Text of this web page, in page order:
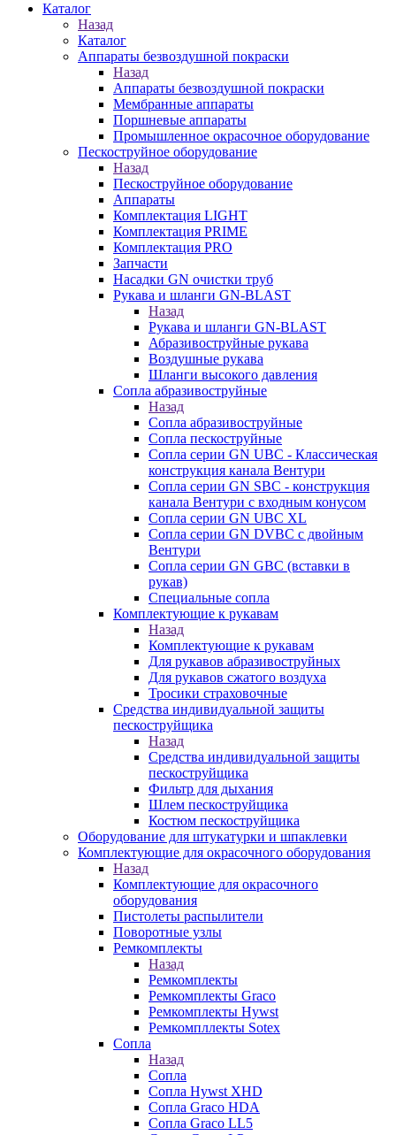
Каталог
Назад
Каталог
Аппараты безвоздушной покраски
Назад
Аппараты безвоздушной покраски
Мембранные аппараты
Поршневые аппараты
Промышленное окрасочное оборудование
Пескоструйное оборудование
Назад
Пескоструйное оборудование
Аппараты
Комплектация LIGHT
Комплектация PRIME
Комплектация PRO
Запчасти
Насадки GN очистки труб
Рукава и шланги GN-BLAST
Назад
Рукава и шланги GN-BLAST
Абразивоструйные рукава
Воздушные рукава
Шланги высокого давления
Сопла абразивоструйные
Назад
Сопла абразивоструйные
Сопла пескоструйные
Сопла серии GN UBC - Классическая
конструкция канала Вентури
Сопла серии GN SBC - конструкция
канала Вентури c входным конусом
Сопла серии GN UBC XL
Сопла серии GN DVBC с двойным
Вентури
Сопла серии GN GBC (вставки в
рукав)
Специальные сопла
Комплектующие к рукавам
Назад
Комплектующие к рукавам
Для рукавов абразивоструйных
Для рукавов сжатого воздуха
Тросики страховочные
Средства индивидуальной защиты
пескоструйщика
Назад
Средства индивидуальной защиты
пескоструйщика
Фильтр для дыхания
Шлем пескоструйщика
Костюм пескоструйщика
Оборудование для штукатурки и шпаклевки
Комплектующие для окрасочного оборудования
Назад
Комплектующие для окрасочного
оборудования
Пистолеты распылители
Поворотные узлы
Ремкомплекты
Назад
Ремкомплекты
Ремкомплекты Graco
Ремкомплекты Hywst
Ремкомпллекты Sotex
Сопла
Назад
Сопла
Сопла Hywst XHD
Сопла Graco HDA
Сопла Graco LL5